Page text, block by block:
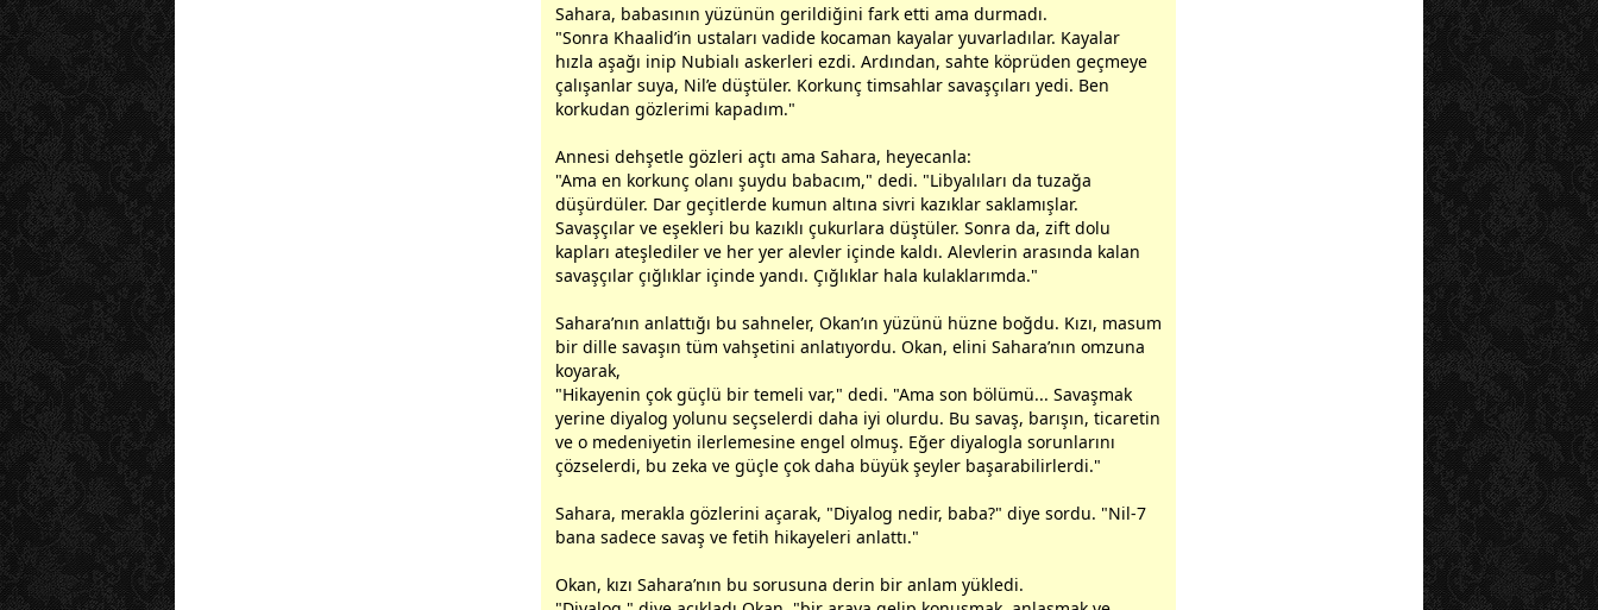
Sahara, babasının yüzünün gerildiğini fark etti ama durmadı.
"Sonra Khaalid’in ustaları vadide kocaman kayalar yuvarladılar. Kayalar
hızla aşağı inip Nubialı askerleri ezdi. Ardından, sahte köprüden geçmeye
çalışanlar suya, Nil’e düştüler. Korkunç timsahlar savaşçıları yedi. Ben
korkudan gözlerimi kapadım."
Annesi dehşetle gözleri açtı ama Sahara, heyecanla:
"Ama en korkunç olanı şuydu babacım," dedi. "Libyalıları da tuzağa
düşürdüler. Dar geçitlerde kumun altına sivri kazıklar saklamışlar.
Savaşçılar ve eşekleri bu kazıklı çukurlara düştüler. Sonra da, zift dolu
kapları ateşlediler ve her yer alevler içinde kaldı. Alevlerin arasında kalan
savaşçılar çığlıklar içinde yandı. Çığlıklar hala kulaklarımda."
Sahara’nın anlattığı bu sahneler, Okan’ın yüzünü hüzne boğdu. Kızı, masum
bir dille savaşın tüm vahşetini anlatıyordu. Okan, elini Sahara’nın omzuna
koyarak,
"Hikayenin çok güçlü bir temeli var," dedi. "Ama son bölümü... Savaşmak
yerine diyalog yolunu seçselerdi daha iyi olurdu. Bu savaş, barışın, ticaretin
ve o medeniyetin ilerlemesine engel olmuş. Eğer diyalogla sorunlarını
çözselerdi, bu zeka ve güçle çok daha büyük şeyler başarabilirlerdi."
Sahara, merakla gözlerini açarak, "Diyalog nedir, baba?" diye sordu. "Nil-7
bana sadece savaş ve fetih hikayeleri anlattı."
Okan, kızı Sahara’nın bu sorusuna derin bir anlam yükledi.